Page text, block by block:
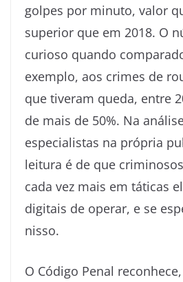
golpes por minuto, valor
superior que em 2018. O
curioso quando
exemplo, aos crimes de
que tiveram queda, entre
de mais de 50%. Na
especialistas na própria
leitura é de que
cada vez mais em táticas
digitais de operar, e se
nisso.
O Código Penal